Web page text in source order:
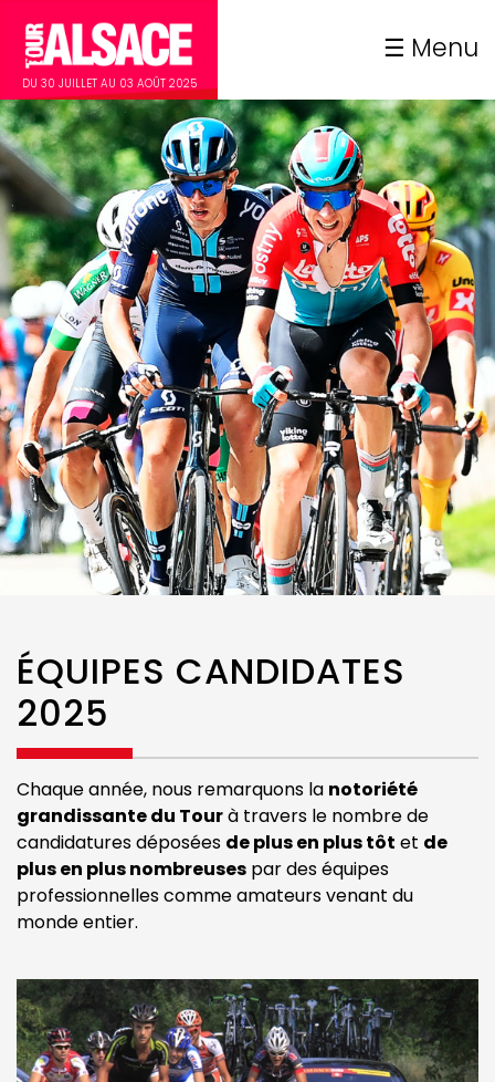
DU 30 JUILLET AU 03 AOÛT 2025
Menu
ÉQUIPES CANDIDATES
2025
Chaque année, nous remarquons la notoriété
grandissante du Tourà travers le nombre de
candidatures déposées de plus en plus tôt et de
plus en plus nombreuses par des équipes
professionnelles comme amateurs venant du
monde entier.